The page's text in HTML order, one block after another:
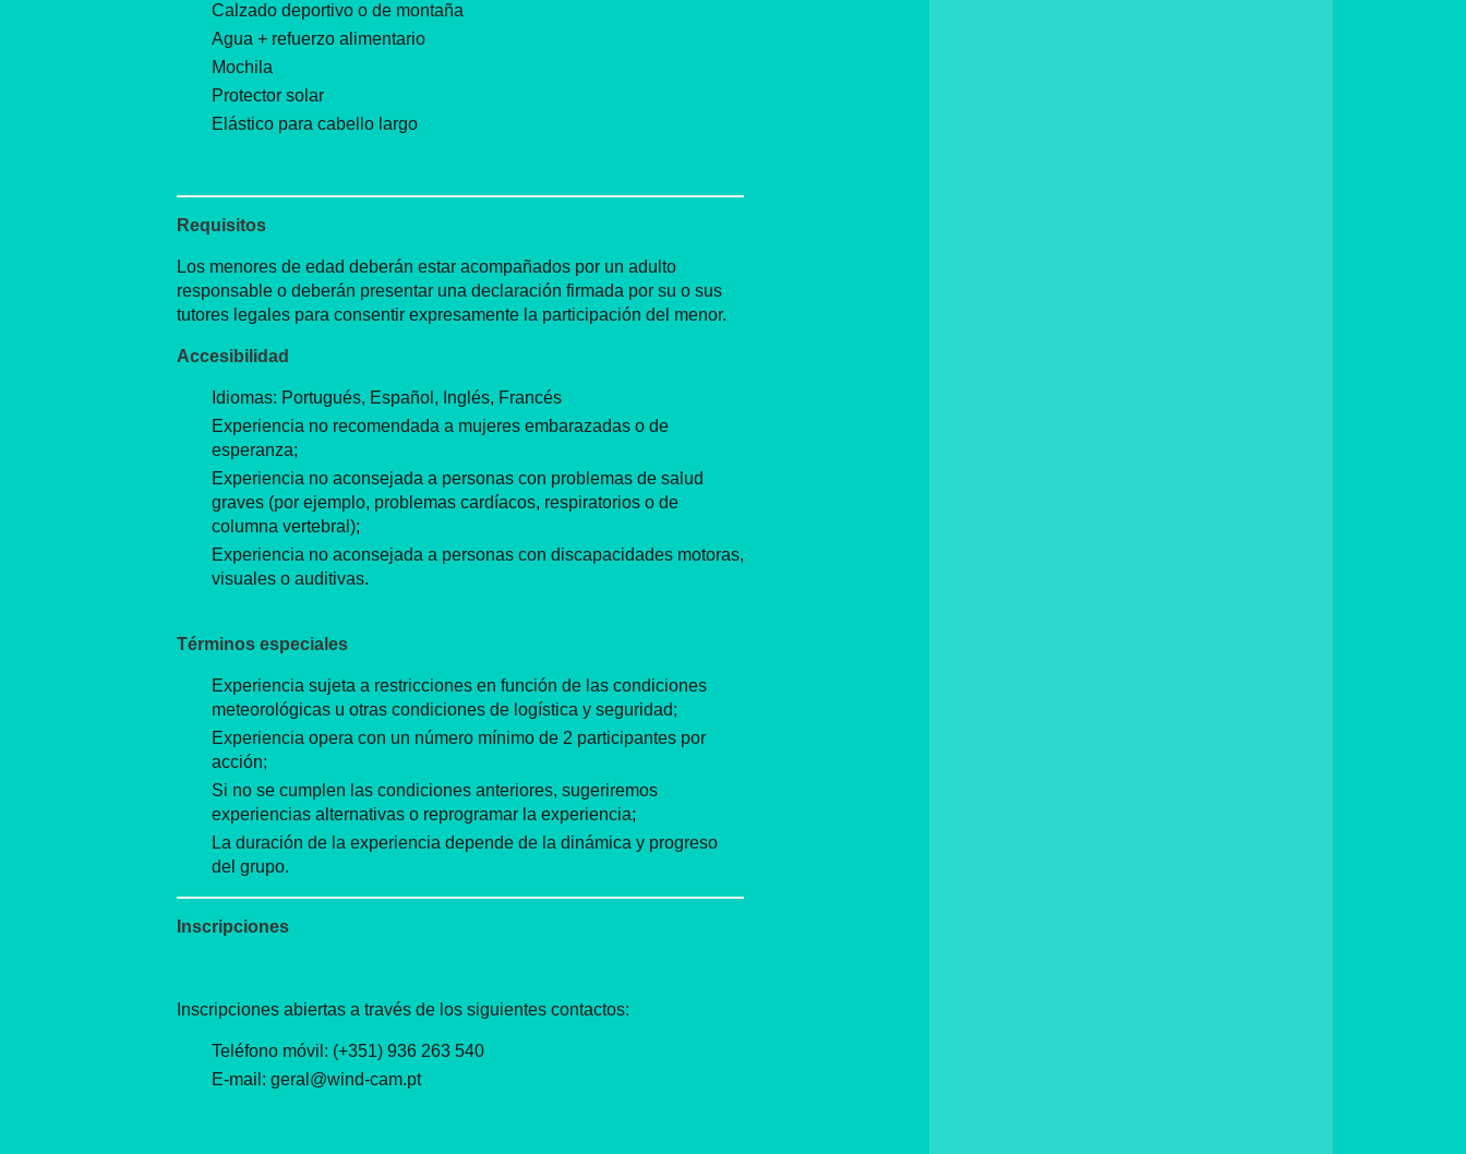
Calzado deportivo o de montaña
Agua + refuerzo alimentario
Mochila
Protector solar
Elástico para cabello largo
Requisitos
Los menores de edad deberán estar acompañados por un adulto
responsable o deberán presentar una declaración firmada por su o sus
tutores legales para consentir expresamente la participación del menor.
Accesibilidad
Idiomas: Portugués, Español, Inglés, Francés
Experiencia no recomendada a mujeres embarazadas o de
esperanza;
Experiencia no aconsejada a personas con problemas de salud
graves (por ejemplo, problemas cardíacos, respiratorios o de
columna vertebral);
Experiencia no aconsejada a personas con discapacidades motoras,
visuales o auditivas.
Términos especiales
Experiencia sujeta a restricciones en función de las condiciones
meteorológicas u otras condiciones de logística y seguridad;
Experiencia opera con un número mínimo de 2 participantes por
acción;
Si no se cumplen las condiciones anteriores, sugeriremos
experiencias alternativas o reprogramar la experiencia;
La duración de la experiencia depende de la dinámica y progreso
del grupo.
Inscripciones
Inscripciones abiertas a través de los siguientes contactos:
Teléfono móvil: (+351) 936 263 540
E-mail: geral@wind-cam.pt